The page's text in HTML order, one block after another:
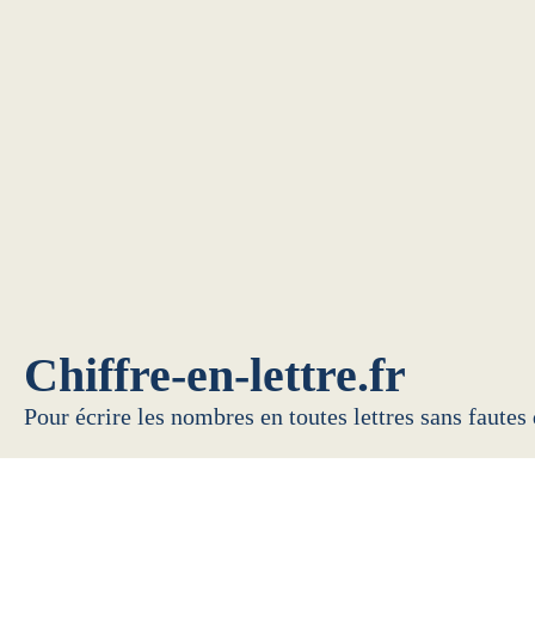
Chiffre-en-lettre.fr
Pour écrire les nombres en toutes lettres sans